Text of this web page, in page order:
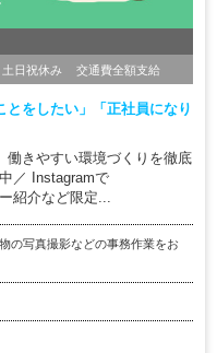
土日祝休み 交通費全額支給
とをしたい」「正社員になり
働きやすい環境づくりを徹底
／ Instagramで
紹介など限定...
の写真撮影などの事務作業をお